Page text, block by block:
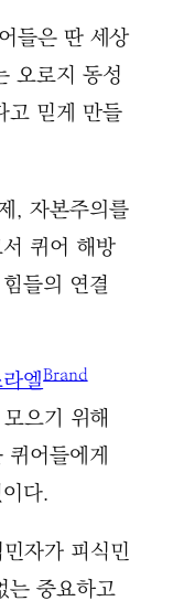
들은 딴 세상
오로지 동성
고 믿게 만들
, 자본주의를
퀴어 해방
들의 연결
엘Brand
으기 위해
어들에게
다.
자가 피식민
는 중요하고